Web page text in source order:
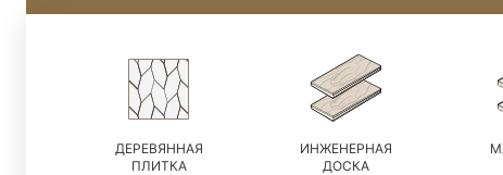
ДЕРЕВЯННАЯ
ПЛИТКА
ИНЖЕНЕРНАЯ
ДОСКА